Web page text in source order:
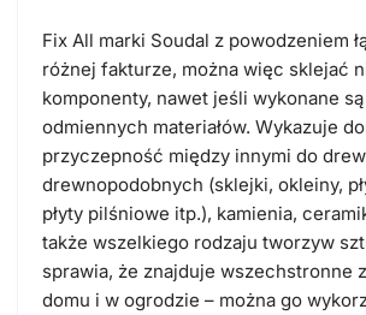
Fix All marki Soudal z powodzeniem
różnej fakturze, można więc sklejać
komponenty, nawet jeśli wykonane
odmiennych materiałów. Wykazuje
przyczepność między innymi do
drewnopodobnych (sklejki, okleiny,
płyty pilśniowe itp.), kamienia,
także wszelkiego rodzaju tworzyw
sprawia, że znajduje wszechstronne
domu i w ogrodzie – można go